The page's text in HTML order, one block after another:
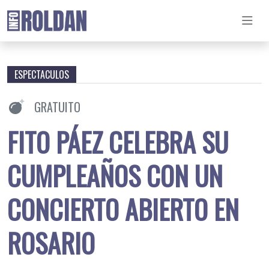
ESPECTACULOS
GRATUITO
FITO PÁEZ CELEBRA SU
CUMPLEAÑOS CON UN
CONCIERTO ABIERTO EN
ROSARIO